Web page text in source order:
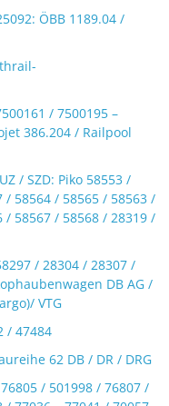
ÖBB 1189.04 /
/ 7500195 –
386.204 / Railpool
/ SZD: Piko 58553 /
/ 58564 / 58565 / 58563 /
/ 58567 / 58568 / 28319 /
/ 28304 / 28307 /
DB AG /
VTG
/ 47484
62 DB / DR / DRG
/ 501998 / 76807 /